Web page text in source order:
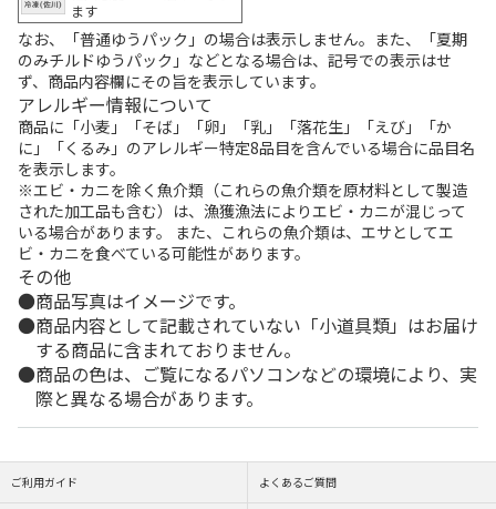
ます
なお、「普通ゆうパック」の場合は表示しません。また、「夏期
のみチルドゆうパック」などとなる場合は、記号での表示はせ
ず、商品内容欄にその旨を表示しています。
アレルギー情報について
商品に「小麦」「そば」「卵」「乳」「落花生」「えび」「か
に」「くるみ」のアレルギー特定8品目を含んでいる場合に品目名
を表示します。
※エビ・カニを除く魚介類（これらの魚介類を原材料として製造
された加工品も含む）は、漁獲漁法によりエビ・カニが混じって
いる場合があります。 また、これらの魚介類は、エサとしてエ
ビ・カニを食べている可能性があります。
その他
商品写真はイメージです。
商品内容として記載されていない「小道具類」はお届け
する商品に含まれておりません。
商品の色は、ご覧になるパソコンなどの環境により、実
際と異なる場合があります。
ご利用ガイド よくあるご質問